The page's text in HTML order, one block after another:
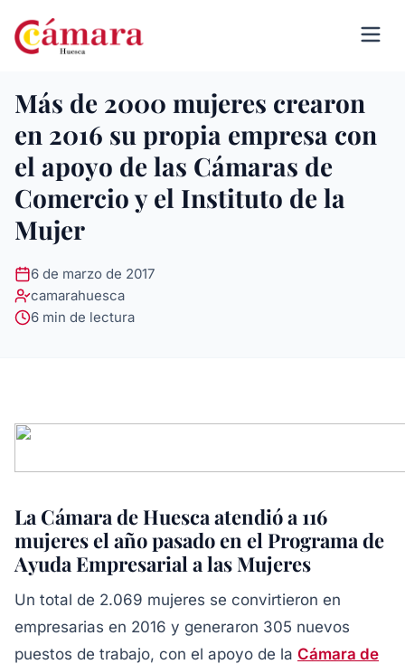
Más de 2000 mujeres crearon
en 2016 su propia empresa con
el apoyo de las Cámaras de
Comercio y el Instituto de la
Mujer
6 de marzo de 2017
camarahuesca
6 min de lectura
La Cámara de Huesca atendió a 116
mujeres el año pasado en el Programa de
Ayuda Empresarial a las Mujeres
Un total de 2.069 mujeres se convirtieron en
empresarias en 2016 y generaron 305 nuevos
puestos de trabajo, con el apoyo de la Cámara de